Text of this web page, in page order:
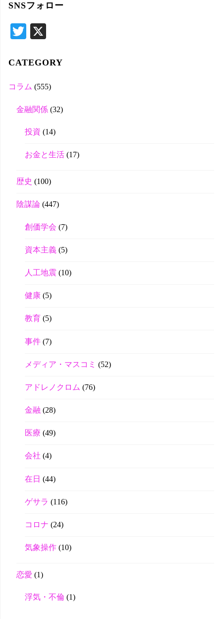
SNSフォロー
T
tte
r
CATEGORY
コラム (555)
金融関係 (32)
投資 (14)
お金と生活(17)
歴史 (100)
陰謀論 (447)
創価学会 (7)
資本主義(5)
人工地震 (10)
健康(5)
教育 (5)
事件(7)
メディア・マスコミ (52)
アドレノクロム (76)
金融 (28)
医療 (49)
会社 (4)
在日 (44)
ゲサラ (116)
コロナ (24)
気象操作(10)
恋愛 (1)
浮気・不倫 (1)